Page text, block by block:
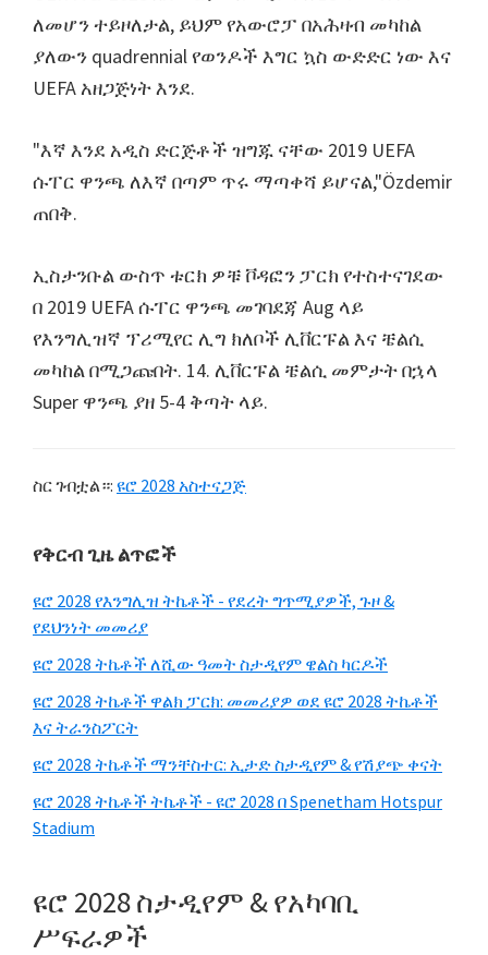
ለመሆን ተይዞለታል, ይህም የአውሮፓ በአሕዛብ መካከል
ያለውን quadrennial የወንዶች እግር ኳስ ውድድር ነው እና
UEFA አዘጋጅነት እንደ.
"እኛ እንደ አዲስ ድርጅቶች ዝግጁ ናቸው 2019 UEFA
ሱፐር ዋንጫ ለእኛ በጣም ጥሩ ማጣቀሻ ይሆናል,"Özdemir
ጠበቅ.
ኢስታንቡል ውስጥ ቱርክ ዎቹ ቮዳፎን ፓርክ የተስተናገደው
በ 2019 UEFA ሱፐር ዋንጫ መገባደጃ Aug ላይ
የእንግሊዝኛ ፕሪሚየር ሊግ ክለቦች ሊቨርፑል እና ቼልሲ
መካከል በሚጋጩበት. 14. ሊቨርፑል ቼልሲ መምታት በኋላ
Super ዋንጫ ያዘ 5-4 ቅጣት ላይ.
ስር ገብቷል።: ዩሮ 2028 አስተናጋጅ
ዋና
የጎን
አሞሌ
የቅርብ ጊዜ ልጥፎች
ዩሮ 2028 የእንግሊዝ ትኬቶች - የደረት ግጥሚያዎች, ጉዞ &
የደህንነት መመሪያ
ዩሮ 2028 ትኬቶች ለሺው ዓመት ስታዲየም ዌልስ ካርዶች
ዩሮ 2028 ትኬቶች ዋልክ ፓርክ: መመሪያዎ ወደ ዩሮ 2028 ትኬቶች
እና ትራንስፖርት
ዩሮ 2028 ትኬቶች ማንቸስተር: ኢታድ ስታዲየም & የሽያጭ ቀናት
ዩሮ 2028 ትኬቶች ትኬቶች - ዩሮ 2028 በ Spenetham Hotspur
Stadium
ዩሮ 2028 ስታዲየም & የአካባቢ
ሥፍራዎች